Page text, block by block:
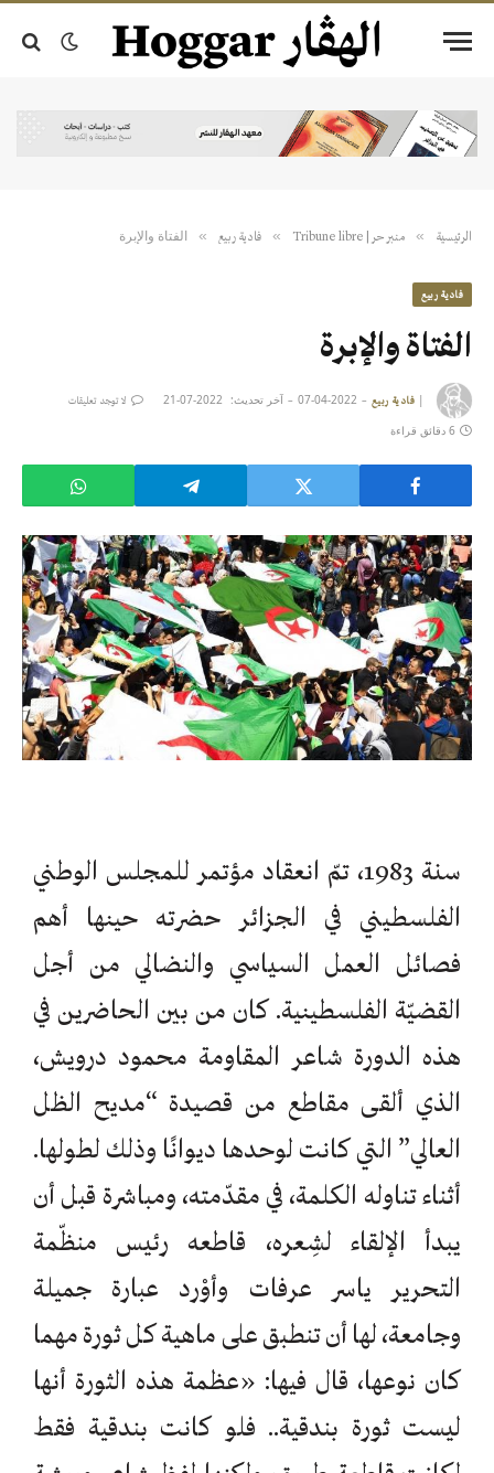
الرئيسية » منبر حر | Tribune libre » فادية ربيع » الفتاة والإبرة
فادية ربيع
الفتاة والإبرة
| فادية ربيع 2022-04-07 آخر تحديث: 2022-07-21 لا توجد تعليقات
6 دقائق قراءة
سنة 1983، تمّ انعقاد مؤتمر للمجلس الوطني
الفلسطيني في الجزائر حضرته حينها أهم
فصائل العمل السياسي والنضالي من أجل
القضيّة الفلسطينية. كان من بين الحاضرين في
هذه الدورة شاعر المقاومة محمود درويش،
الذي ألقى مقاطع من قصيدة “مديح الظل
العالي” التي كانت لوحدها ديوانًا وذلك لطولها.
أثناء تناوله الكلمة، في مقدّمته، ومباشرة قبل أن
يبدأ الإلقاء لشِعره، قاطعه رئيس منظّمة
التحرير ياسر عرفات وأوْرد عبارة جميلة
وجامعة، لها أن تنطبق على ماهية كل ثورة مهما
كان نوعها، قال فيها: «عظمة هذه الثورة أنها
ليست ثورة بندقية.. فلو كانت بندقية فقط